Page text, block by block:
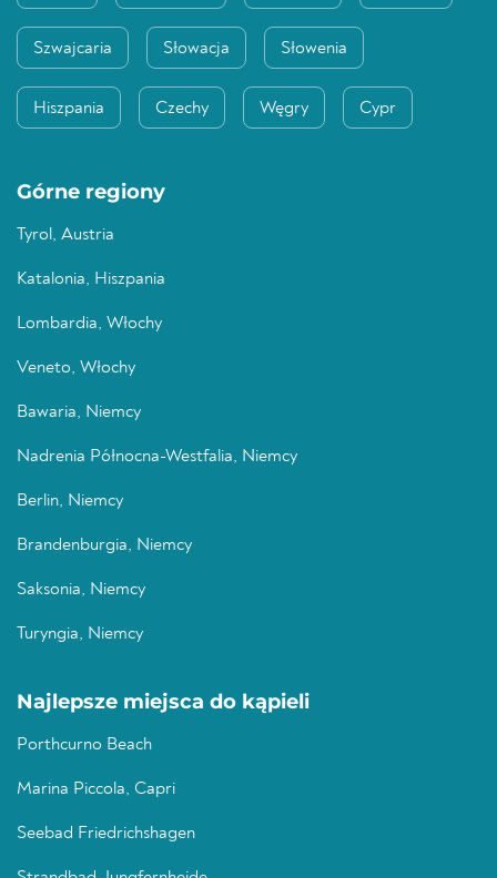
Szwajcaria Słowacja Słowenia
Hiszpania Czechy Węgry Cypr
Górne regiony
Tyrol, Austria
Katalonia, Hiszpania
Lombardia, Włochy
Veneto, Włochy
Bawaria, Niemcy
Nadrenia Północna-Westfalia, Niemcy
Berlin, Niemcy
Brandenburgia, Niemcy
Saksonia, Niemcy
Turyngia, Niemcy
Najlepsze miejsca do kąpieli
Porthcurno Beach
Marina Piccola, Capri
Seebad Friedrichshagen